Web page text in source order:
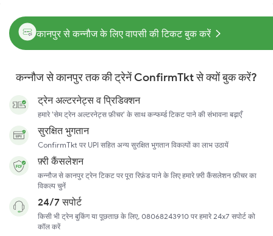
कानपुर से कन्नौज के लिए वापसी की टिकट बुक करें
कन्नौज से कानपुर तक की ट्रेनें ConfirmTkt से क्यों बुक करें?
ट्रेन अल्टरनेट्स व प्रिडिक्शन
हमारे 'सेम ट्रेन अल्टरनेट्स फ़ीचर' के साथ कन्फर्म्ड टिकट पाने की संभावना बढ़ाएँ
सुरक्षित भुगतान
ConfirmTkt पर UPI सहित अन्य सुरक्षित भुगतान विकल्पों का लाभ उठायें
फ़्री कैंसलेशन
कन्नौज से कानपुर ट्रेन टिकट पर पूरा रिफ़ंड पाने के लिए हमारे फ़्री कैंसलेशन फ़ीचर का
विकल्प चुनें
24/7 सपोर्ट
किसी भी ट्रेन बुकिंग या पूछताछ के लिए, 08068243910 पर हमारे 24x7 सपोर्ट को
कॉल करें